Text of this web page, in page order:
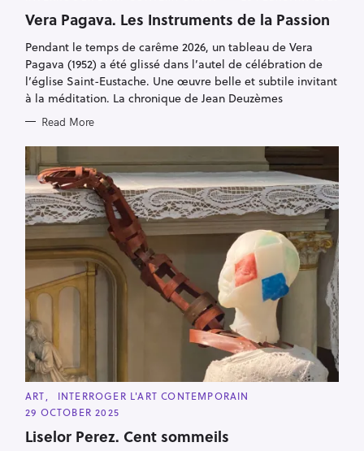
T
E
O
R
I
E
S
Vera Pagava. Les Instruments de la Passion
Pendant le temps de carême 2026, un tableau de Vera
Pagava (1952) a été glissé dans l’autel de célébration de
l’église Saint-Eustache. Une œuvre belle et subtile invitant
à la méditation. La chronique de Jean Deuzèmes
Read More
C
T
G
ART
INTERROGER L'ART CONTEMPORAIN
29 OCTOBER 2025
Liselor Perez. Cent sommeils